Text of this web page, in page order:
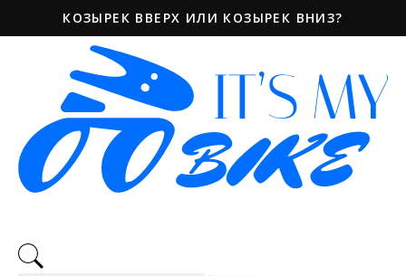
КОЗЫРЕК ВВЕРХ ИЛИ КОЗЫРЕК ВНИЗ?